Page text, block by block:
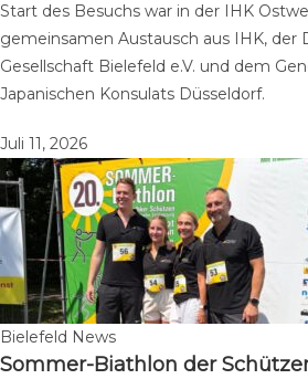
Start des Besuchs war in der IHK
gemeinsamen Austausch aus IHK, der
Gesellschaft Bielefeld e.V. und dem
Japanischen Konsulats Düsseldorf.
Juli 11, 2026
Bielefeld News
Sommer-Biathlon der